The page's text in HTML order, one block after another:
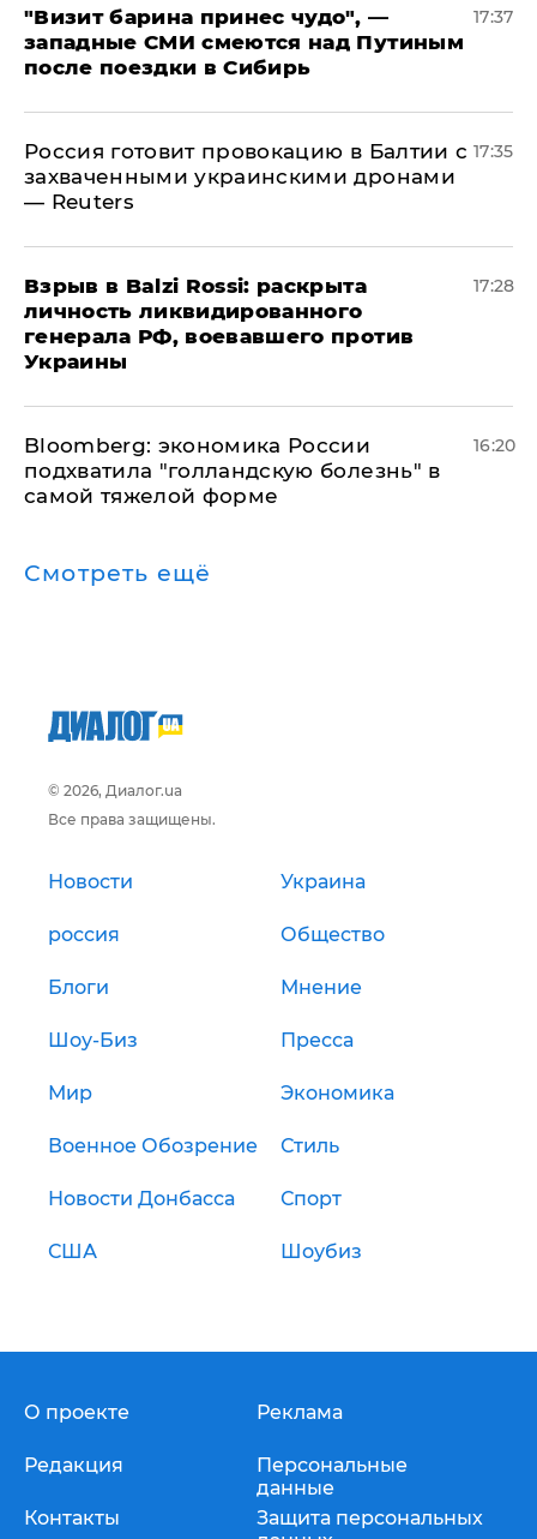
"Визит барина принес чудо", —
западные СМИ смеются над Путиным
после поездки в Сибирь
17:37
​Россия готовит провокацию в Балтии с
захваченными украинскими дронами
— Reuters
17:35
​Взрыв в Balzi Rossi: раскрыта
личность ликвидированного
генерала РФ, воевавшего против
Украины
17:28
Bloomberg: экономика России
подхватила "голландскую болезнь" в
самой тяжелой форме
16:20
Смотреть ещё
© 2026, Диалог.ua
Все права защищены.
Новости Украина
россия Общество
Блоги Мнение
Шоу-Биз Пресса
Мир Экономика
Военное Обозрение Стиль
Новости Донбасса Спорт
США Шоубиз
О проекте
Редакция
Контакты
Реклама
Персональные
данные
Защита персональных